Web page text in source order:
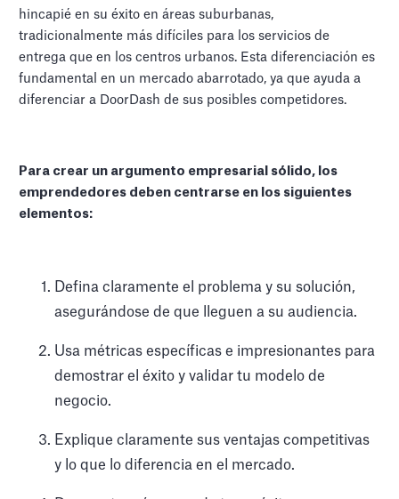
hincapié en su éxito en áreas suburbanas,
tradicionalmente más difíciles para los servicios de
entrega que en los centros urbanos. Esta diferenciación es
fundamental en un mercado abarrotado, ya que ayuda a
diferenciar a DoorDash de sus posibles competidores.
Para crear un argumento empresarial sólido, los
emprendedores deben centrarse en los siguientes
elementos:
Defina claramente el problema y su solución,
asegurándose de que lleguen a su audiencia.
Usa métricas específicas e impresionantes para
demostrar el éxito y validar tu modelo de
negocio.
Explique claramente sus ventajas competitivas
y lo que lo diferencia en el mercado.